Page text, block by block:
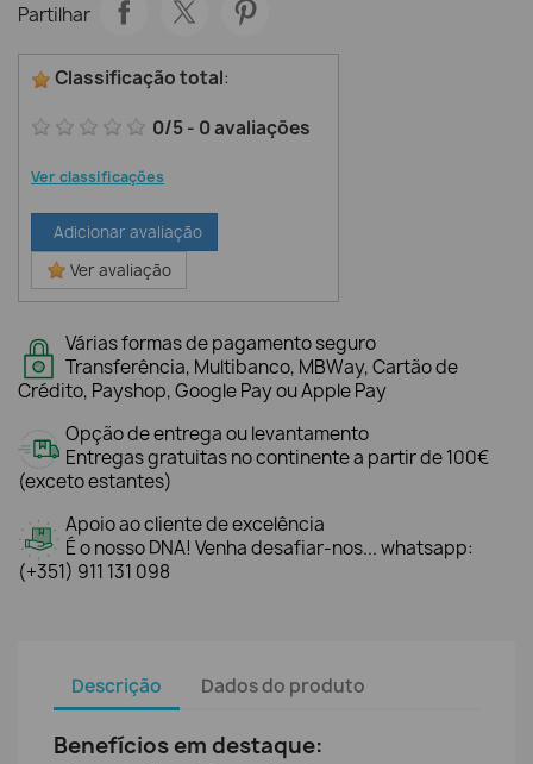
Partilhar
Classificação total:
0/5- 0avaliações
Ver classificações
Adicionar avaliação
Ver avaliação
Várias formas de pagamento seguro
Transferência, Multibanco, MBWay, Cartão de
Crédito, Payshop, Google Pay ou Apple Pay
Opção de entrega ou levantamento
Entregas gratuitas no continente a partir de 100€
(exceto estantes)
Apoio ao cliente de excelência
É o nosso DNA! Venha desafiar-nos... whatsapp:
(+351) 911 131 098
Descrição Dados do produto
Benefícios em destaque: